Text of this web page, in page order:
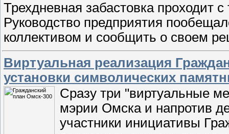
Трехдневная забастовка проходит
Руководство предприятия
коллективом и сообщить о своем
Виртуальная реализация
установки символических
Сразу три "виртуальные
мэрии Омска и напротив
участники инициативы